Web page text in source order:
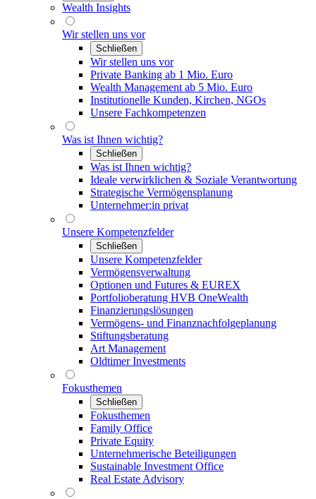
Wealth Insights
Wir stellen uns vor
Schließen
Wir stellen uns vor
Private Banking ab 1 Mio. Euro
Wealth Management ab 5 Mio. Euro
Institutionelle Kunden, Kirchen, NGOs
Unsere Fachkompetenzen
Was ist Ihnen wichtig?
Schließen
Was ist Ihnen wichtig?
Ideale verwirklichen & Soziale Verantwortung
Strategische Vermögensplanung
Unternehmer:in privat
Unsere Kompetenzfelder
Schließen
Unsere Kompetenzfelder
Vermögensverwaltung
Optionen und Futures & EUREX
Portfolioberatung HVB OneWealth
Finanzierungslösungen
Vermögens- und Finanznachfolgeplanung
Stiftungsberatung
Art Management
Oldtimer Investments
Fokusthemen
Schließen
Fokusthemen
Family Office
Private Equity
Unternehmerische Beteiligungen
Sustainable Investment Office
Real Estate Advisory